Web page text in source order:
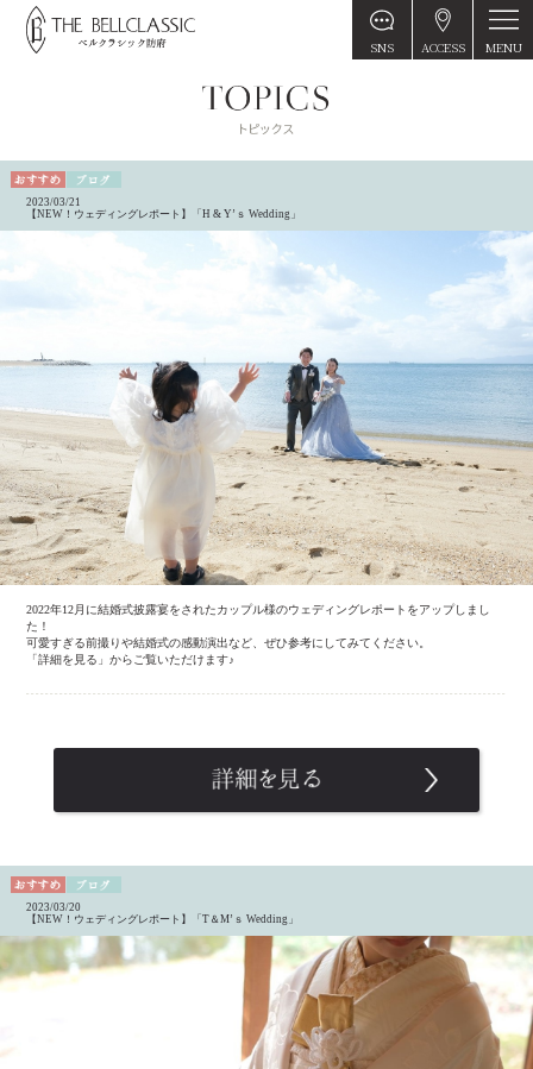
SNS ACCESS MENU
2023/03/21
【NEW！ウェディングレポート】「H & Y’ｓ Wedding」
2022年12月に結婚式披露宴をされたカップル様のウェディングレポートをアップしまし
た！
可愛すぎる前撮りや結婚式の感動演出など、ぜひ参考にしてみてください。
「詳細を見る」からご覧いただけます♪
2023/03/20
【NEW！ウェディングレポート】「T＆M’ｓ Wedding」